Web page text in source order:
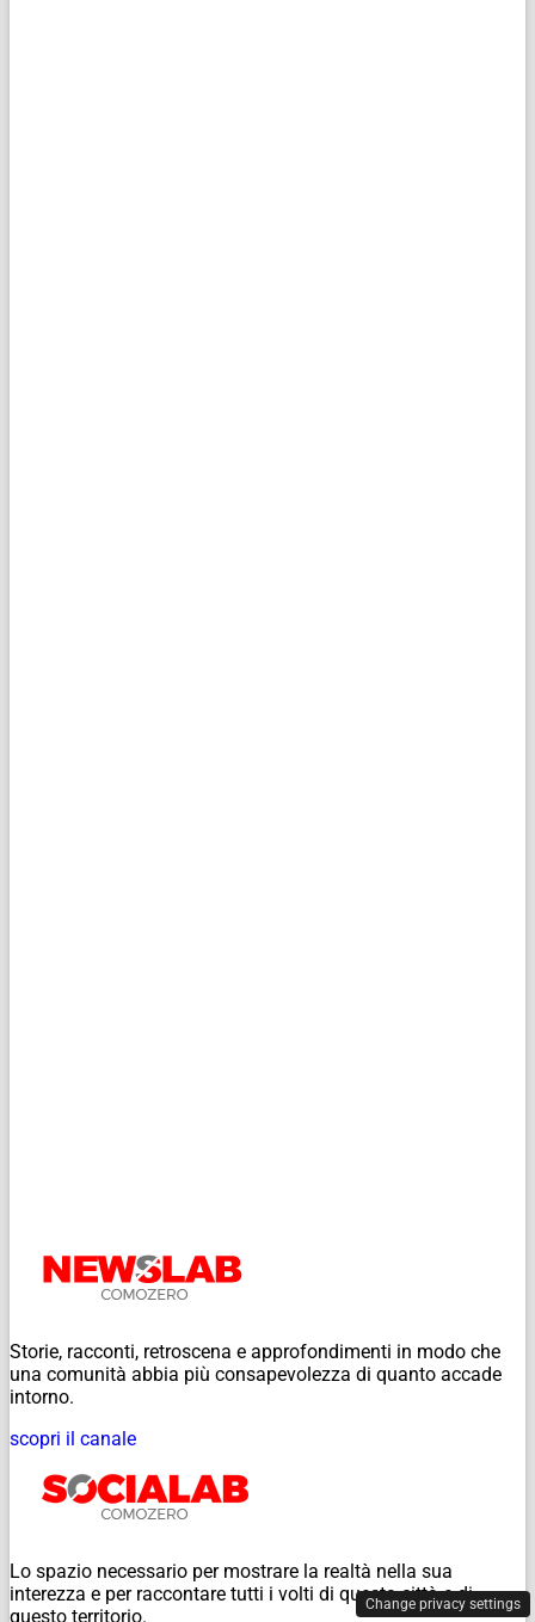
Storie, racconti, retroscena e approfondimenti in modo che
una comunità abbia più consapevolezza di quanto accade
intorno.
scopri il canale
Lo spazio necessario per mostrare la realtà nella sua
interezza e per raccontare tutti i volti di questa città e di
questo territorio.
Change privacy settings